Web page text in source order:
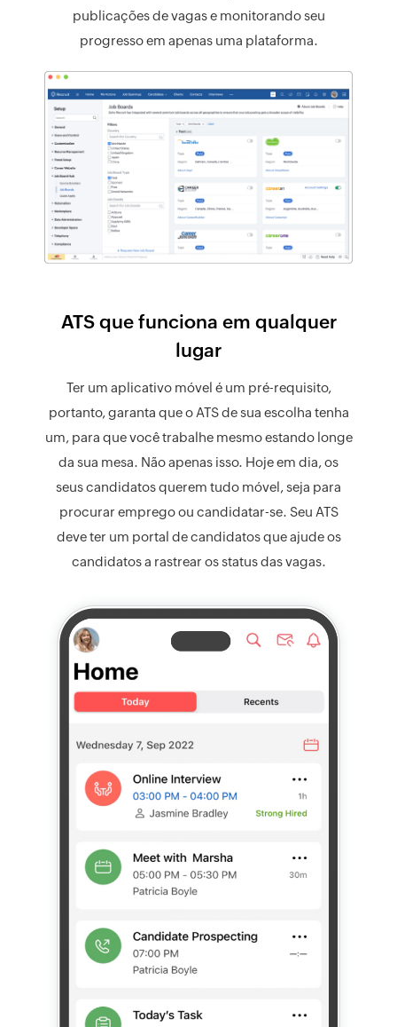
publicações de vagas e monitorando seu
progresso em apenas uma plataforma.
ATS que funciona em qualquer
lugar
Ter um aplicativo móvel é um pré-requisito,
portanto, garanta que o ATS de sua escolha tenha
um, para que você trabalhe mesmo estando longe
da sua mesa. Não apenas isso. Hoje em dia, os
seus candidatos querem tudo móvel, seja para
procurar emprego ou candidatar-se. Seu ATS
deve ter um portal de candidatos que ajude os
candidatos a rastrear os status das vagas.